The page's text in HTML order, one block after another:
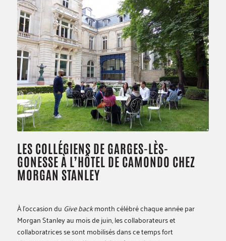
LES COLLÉGIENS DE GARGES-LÈS-
GONESSE À L’HÔTEL DE CAMONDO CHEZ
MORGAN STANLEY
À l’occasion du Give backmonth célébré chaque année par
Morgan Stanley au mois de juin, les collaborateurs et
collaboratrices se sont mobilisés dans ce temps fort